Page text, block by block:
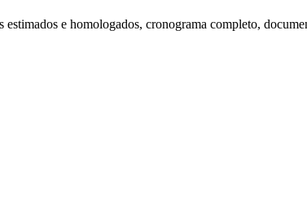
e homologados, cronograma completo,